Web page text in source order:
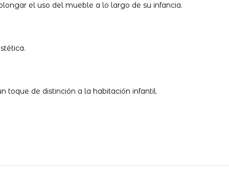
el uso del mueble a lo largo de su infancia.
toque de distinción a la habitación infantil.